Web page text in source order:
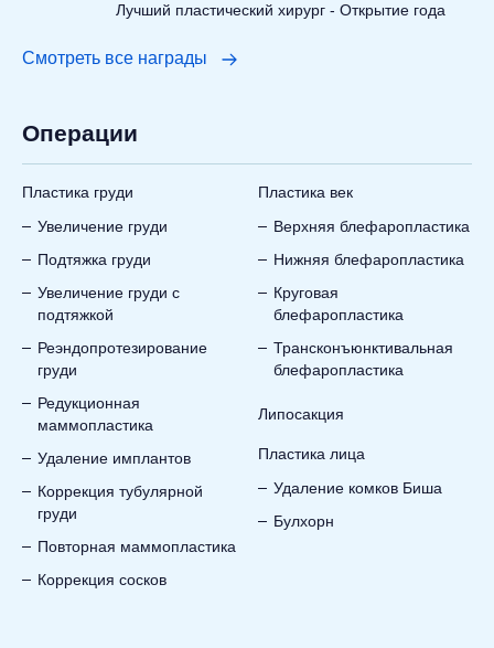
Лучший пластический хирург - Открытие года
Смотреть все награды
Операции
Пластика груди
Увеличение груди
Подтяжка груди
Увеличение груди с
подтяжкой
Реэндопротезирование
груди
Редукционная
маммопластика
Удаление имплантов
Коррекция тубулярной
груди
Повторная маммопластика
Коррекция сосков
Пластика век
Верхняя блефаропластика
Нижняя блефаропластика
Круговая
блефаропластика
Трансконъюнктивальная
блефаропластика
Липосакция
Пластика лица
Удаление комков Биша
Булхорн